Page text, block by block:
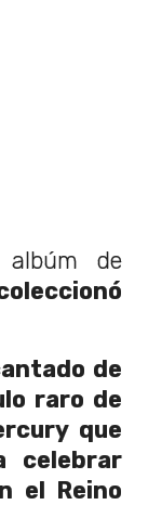
albúm de
de
raro de
que
celebrar
el Reino